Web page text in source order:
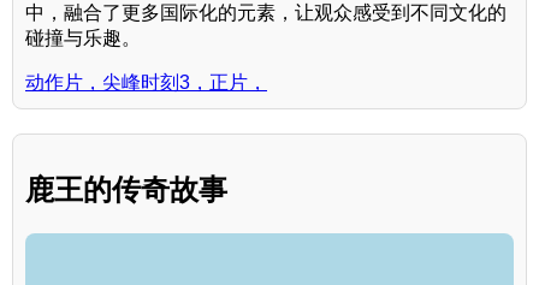
中，融合了更多国际化的元素，让观众感受到不同文化的
碰撞与乐趣。
动作片，尖峰时刻3，正片，
鹿王的传奇故事